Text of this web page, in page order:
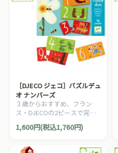
［DJECO ジェコ］パズルデュ
オ ナンバーズ
３歳からおすすめ、フラン
ス・DJECOの2ピースで完成
する絵合わせパズル『パズル
デュオ』。描かれている動物
ゲーム(木のおもちゃ)です。
1,600円(税込1,760円)